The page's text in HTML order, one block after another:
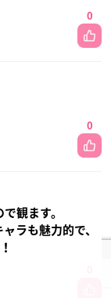
0
0
観ます。
ラも魅力的で、